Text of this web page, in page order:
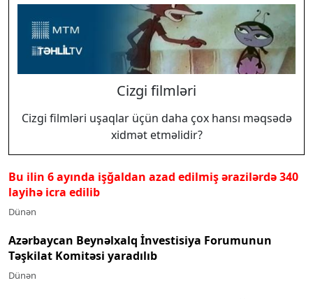
Cizgi filmləri
Cizgi filmləri uşaqlar üçün daha çox hansı məqsədə
xidmət etməlidir?
Bu ilin 6 ayında işğaldan azad edilmiş ərazilərdə 340
layihə icra edilib
Dünən
Azərbaycan Beynəlxalq İnvestisiya Forumunun
Təşkilat Komitəsi yaradılıb
Dünən